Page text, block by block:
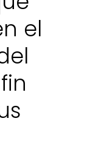
el